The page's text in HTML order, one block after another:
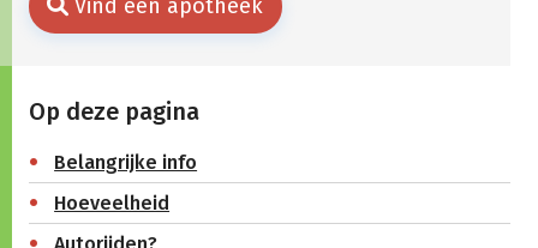
Vind een apotheek
Op deze pagina
Belangrijke info
Hoeveelheid
Autorijden?